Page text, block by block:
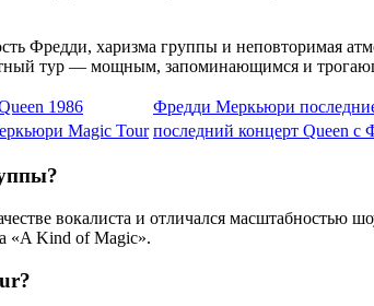
Фредди, харизма группы и неповторимая
тур — мощным, запоминающимся и
1986 Фредди Меркьюри
Magic Tour последний концерт Queen с
вокалиста и отличался масштабностью
«A Kind of Magic».